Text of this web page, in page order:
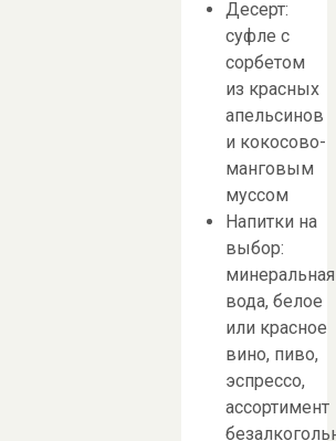
Десерт:
суфле с
сорбетом
из красных
апельсинов
и кокосово-
манговым
муссом
Напитки на
выбор:
минеральная
вода, белое
или красное
вино, пиво,
эспрессо,
ассортимент